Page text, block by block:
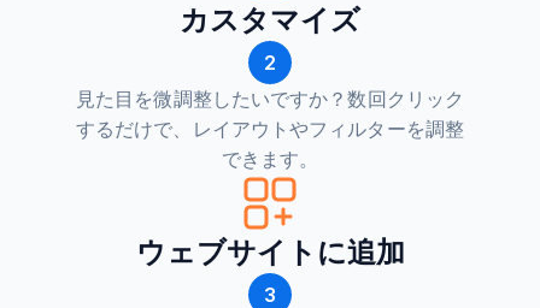
カスタマイズ
2
見た目を微調整したいですか？数回クリック
するだけで、レイアウトやフィルターを調整
できます。
ウェブサイトに追加
3